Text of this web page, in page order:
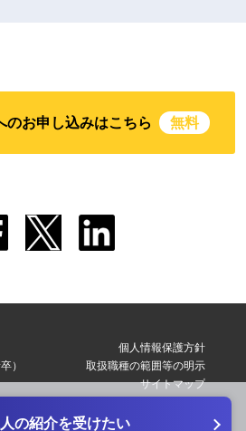
のお申し込みはこちら 無料
）
個人情報保護方針
取扱職種の範囲等の明示
サイトマップ
お問い合わせ
の紹介を受けたい